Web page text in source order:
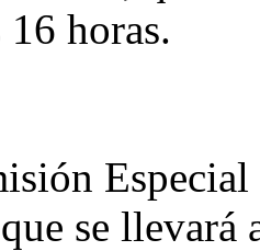
horas.
Especial
se llevará